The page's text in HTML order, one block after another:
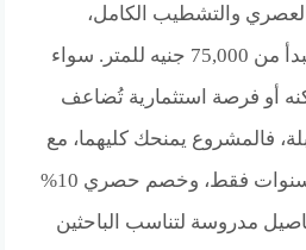
والتشطيب الكامل،
والأسعار التنافسية التي تبدأ من 75,000 جنيه للمتر. سواء
أو فرصة استثمارية تُضاعف
فالمشروع يمنحك كليهما، مع
تسليم المشروع خلال 3 سنوات فقط، وخصم حصري 10%
مدروسة لتناسب الباحثين